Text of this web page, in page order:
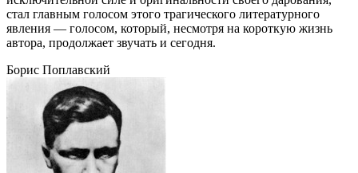
стал главным голосом этого трагического литературного
явления — голосом, который, несмотря на короткую жизнь
автора, продолжает звучать и сегодня.
Борис Поплавский